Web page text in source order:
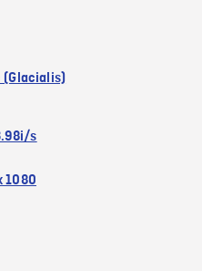
(Glacialis)
s
1080